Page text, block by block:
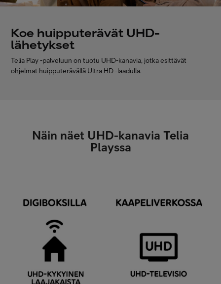
Asiakastuki
Minun Telia
Koe huipputerävät UHD-
lähetykset
Telia Play -palveluun on tuotu UHD-kanavia, jotka esittävät
ohjelmat huipputerävällä Ultra HD -laadulla.
Näin näet UHD-kanavia Telia
Playssa